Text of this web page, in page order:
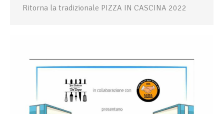
Ritorna la tradizionale PIZZA IN CASCINA 2022